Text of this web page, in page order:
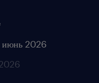
июнь 2026